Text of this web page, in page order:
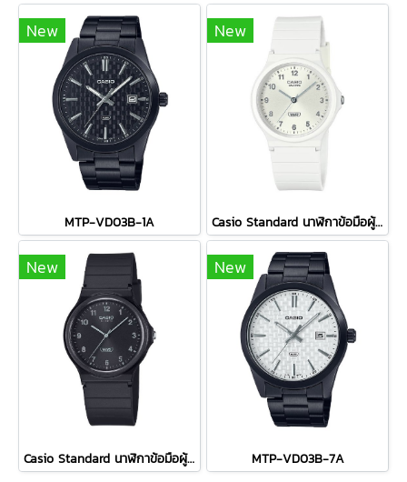
New
MTP-VD03B-1A
New
Casio Standard นาฬิกาข้อมือผู้ชาย สายเรซิ่น รุ่น MQ-24B-7B - สีขาว
New
Casio Standard นาฬิกาข้อมือผู้ชาย สายเรซิ่น รุ่น MQ-24B-1B - สีดำ
New
MTP-VD03B-7A